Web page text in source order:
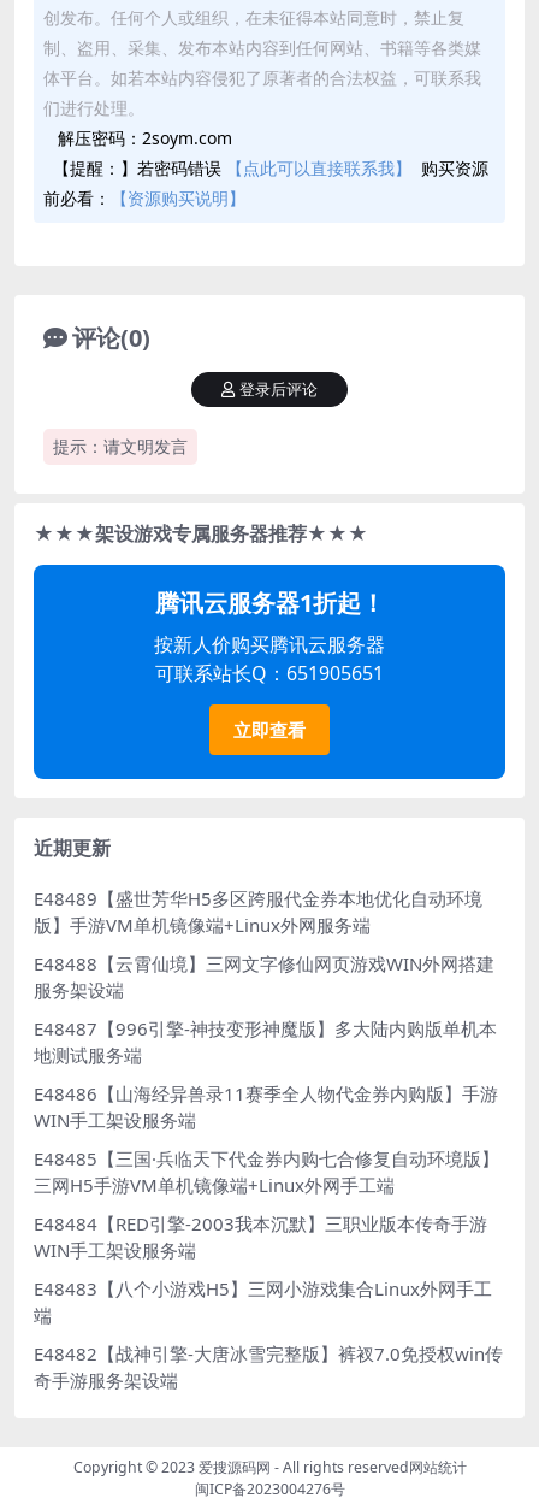
创发布。任何个人或组织，在未征得本站同意时，禁止复
制、盗用、采集、发布本站内容到任何网站、书籍等各类媒
体平台。如若本站内容侵犯了原著者的合法权益，可联系我
们进行处理。
解压密码：2soym.com
【提醒：】若密码错误
【点此可以直接联系我】
购买资源
前必看：
【资源购买说明】
评论(0)
提示：请文明发言
登录后评论
★★★架设游戏专属服务器推荐★★★
腾讯云服务器1折起！
按新人价购买腾讯云服务器
可联系站长Q：651905651
立即查看
近期更新
E48489【盛世芳华H5多区跨服代金券本地优化自动环境
版】手游VM单机镜像端+Linux外网服务端
E48488【云霄仙境】三网文字修仙网页游戏WIN外网搭建
服务架设端
E48487【996引擎-神技变形神魔版】多大陆内购版单机本
地测试服务端
E48486【山海经异兽录11赛季全人物代金券内购版】手游
WIN手工架设服务端
E48485【三国·兵临天下代金券内购七合修复自动环境版】
三网H5手游VM单机镜像端+Linux外网手工端
E48484【RED引擎-2003我本沉默】三职业版本传奇手游
WIN手工架设服务端
E48483【八个小游戏H5】三网小游戏集合Linux外网手工
端
E48482【战神引擎-大唐冰雪完整版】裤衩7.0免授权win传
奇手游服务架设端
Copyright © 2023爱搜源码网 - All rights reserved网站统计
闽ICP备2023004276号